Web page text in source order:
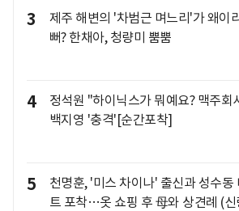
3
제주 해변의 '차범근 며느리'가 왜이
뻐? 한채아, 청량미 뿜뿜
4
정석원 "하이닉스가 뭐예요? 맥주회
백지영 '충격'[순간포착]
5
천명훈, '미스 차이나' 출신과 성수동
트 포착…옷 쇼핑 후 母와 상견례 (신